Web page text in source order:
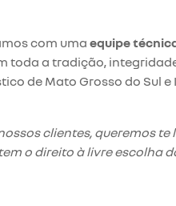
com uma equipe
toda a tradição,
de Mato Grosso do Sul e
clientes, queremos te
o direito à livre escolha